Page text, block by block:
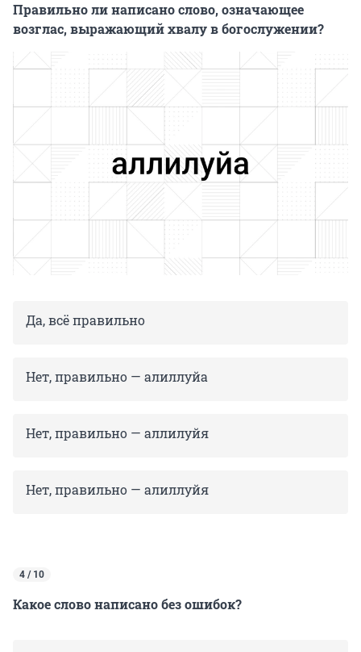
Правильно ли написано слово, означающее
возглас, выражающий хвалу в богослужении?
Да, всё правильно
Нет, правильно — алиллуйа
Нет, правильно — аллилуйя
Нет, правильно — алиллуйя
4 / 10
Какое слово написано без ошибок?